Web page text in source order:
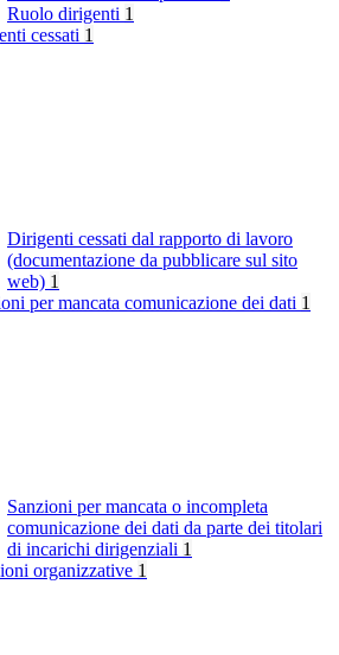
Ruolo dirigenti 1
cessati 1
Dirigenti cessati dal rapporto di lavoro
(documentazione da pubblicare sul sito
web) 1
per mancata comunicazione dei dati 1
Sanzioni per mancata o incompleta
comunicazione dei dati da parte dei titolari
di incarichi dirigenziali 1
organizzative 1